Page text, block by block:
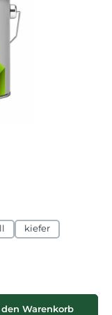
verfügbar.)
kiefer
benutze die
den Warenkorb